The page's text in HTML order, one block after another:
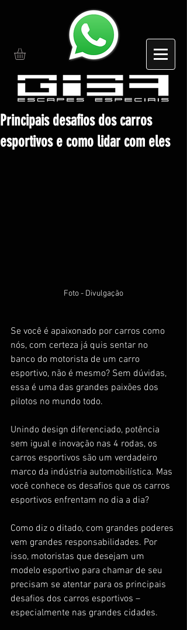
Principais desafios dos carros
esportivos e como lidar com eles
Foto - Divulgação
Se você é apaixonado por carros como
nós, com certeza já quis sentar no
banco do motorista de um carro
esportivo, não é mesmo? Sem dúvidas,
essa é uma das grandes paixões dos
pilotos no mundo todo.
Unindo design diferenciado, potência
sem igual e inovação nas 4 rodas, os
carros esportivos são um verdadeiro
marco da indústria automobilística. Mas
você conhece os desafios que os carros
esportivos enfrentam no dia a dia?
Como diz o ditado, com grandes poderes
vem grandes responsabilidades. Por
isso, motoristas que desejam um
modelo esportivo para chamar de seu
precisam se atentar para os principais
desafios dos carros esportivos –
especialmente nas grandes cidades.